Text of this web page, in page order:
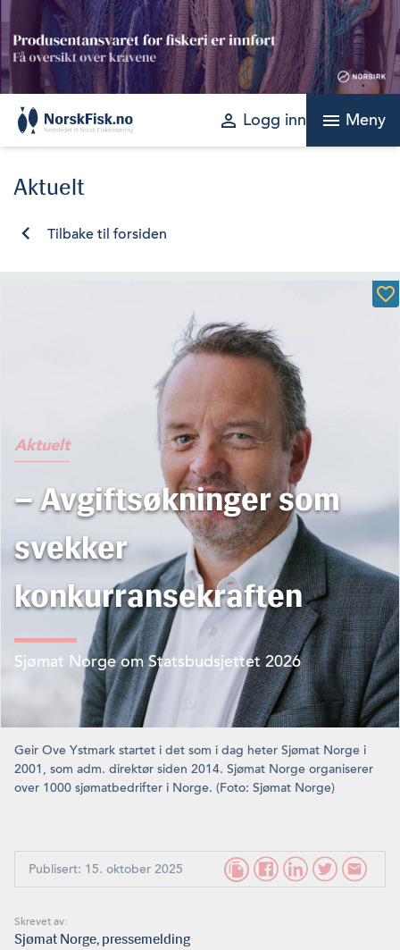
Skip
to
content
perm_identity Logg inn menu Meny
Aktuelt
Tilbake til forsiden
Aktuelt
– Avgiftsøkninger som
svekker
konkurransekraften
Sjømat Norge om Statsbudsjettet 2026
Geir Ove Ystmark startet i det som i dag heter Sjømat Norge i
2001, som adm. direktør siden 2014. Sjømat Norge organiserer
over 1000 sjømatbedrifter i Norge. (Foto: Sjømat Norge)
Publisert: 15. oktober 2025
Skrevet av:
Sjømat Norge, pressemelding